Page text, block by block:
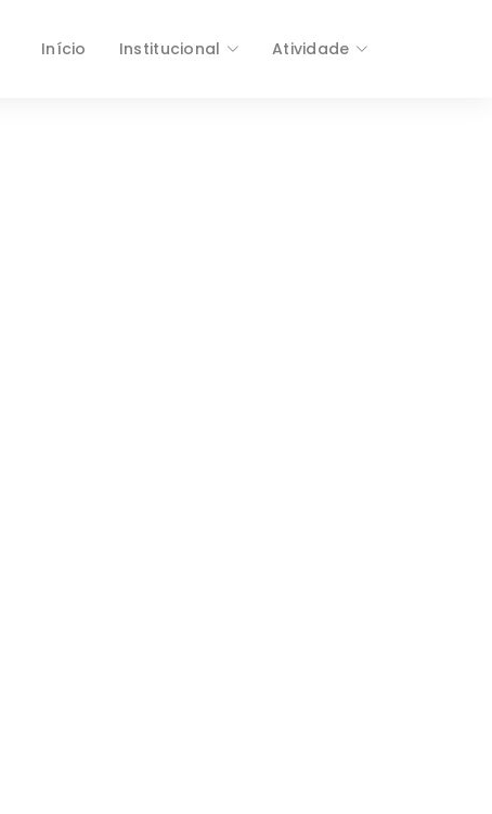
Início Institucional Atividade